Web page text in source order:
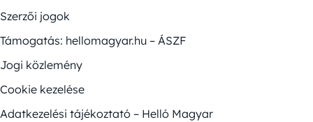
Szerzői jogok
Támogatás: hellomagyar.hu – ÁSZF
Jogi közlemény
Cookie kezelése
Adatkezelési tájékoztató – Helló Magyar